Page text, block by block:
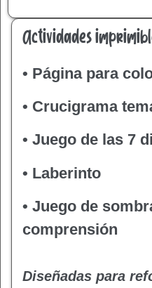
Actividades
• Página para
• Crucigrama
• Juego de las 7
• Laberinto
• Juego de
comprensión
Diseñadas para